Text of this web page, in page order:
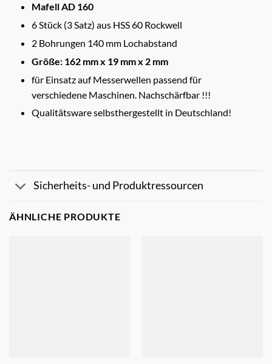
Mafell AD 160
6 Stück (3 Satz) aus HSS 60 Rockwell
2 Bohrungen 140 mm Lochabstand
Größe: 162 mm x 19 mm x 2 mm
für Einsatz auf Messerwellen passend für
verschiedene Maschinen. Nachschärfbar !!!
Qualitätsware selbsthergestellt in Deutschland!
Sicherheits- und Produktressourcen
ÄHNLICHE PRODUKTE